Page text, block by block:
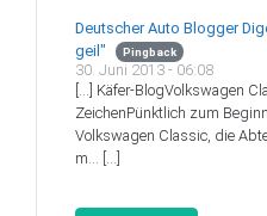
Deutscher Auto Blogger
geil"
Pingback
30. Juni 2013 - 06:08
[…] Käfer-BlogVolkswagen
ZeichenPünktlich zum
Volkswagen Classic, die
m… […]